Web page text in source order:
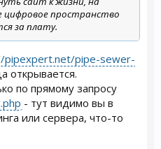
цифровое пространство
за плату.
pipexpert.net/pipe-sewer-
открывается.
по прямому запросу
- тут видимо вы в
или сервера, что-то